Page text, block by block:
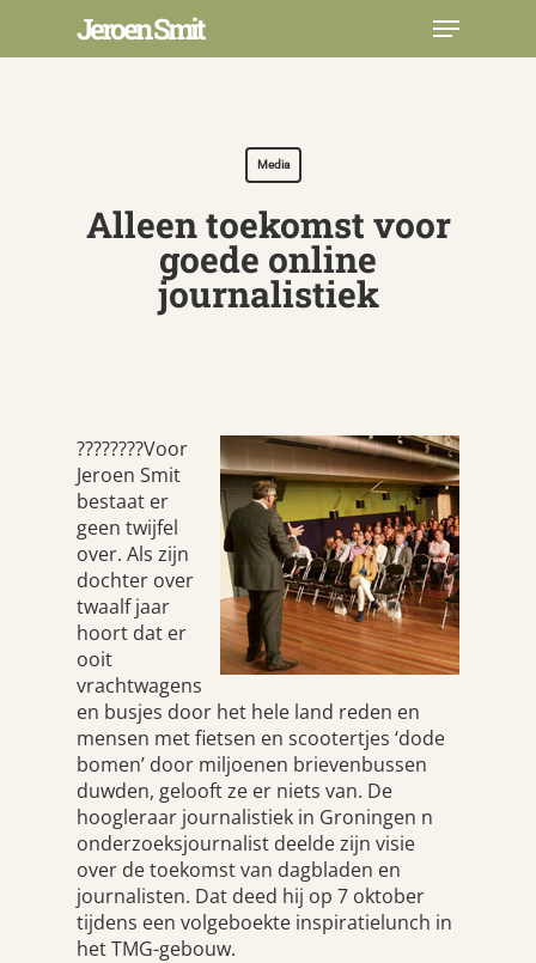
main
Jeroen Smit Menu
Media
Alleen toekomst voor
goede online
journalistiek
????????Voor
Jeroen Smit
bestaat er
geen twijfel
over. Als zijn
dochter over
twaalf jaar
hoort dat er
ooit
vrachtwagens
en busjes door het hele land reden en
mensen met fietsen en scootertjes ‘dode
bomen’ door miljoenen brievenbussen
duwden, gelooft ze er niets van. De
hoogleraar journalistiek in Groningen n
onderzoeksjournalist deelde zijn visie
over de toekomst van dagbladen en
journalisten. Dat deed hij op 7 oktober
tijdens een volgeboekte inspiratielunch in
het TMG-gebouw.